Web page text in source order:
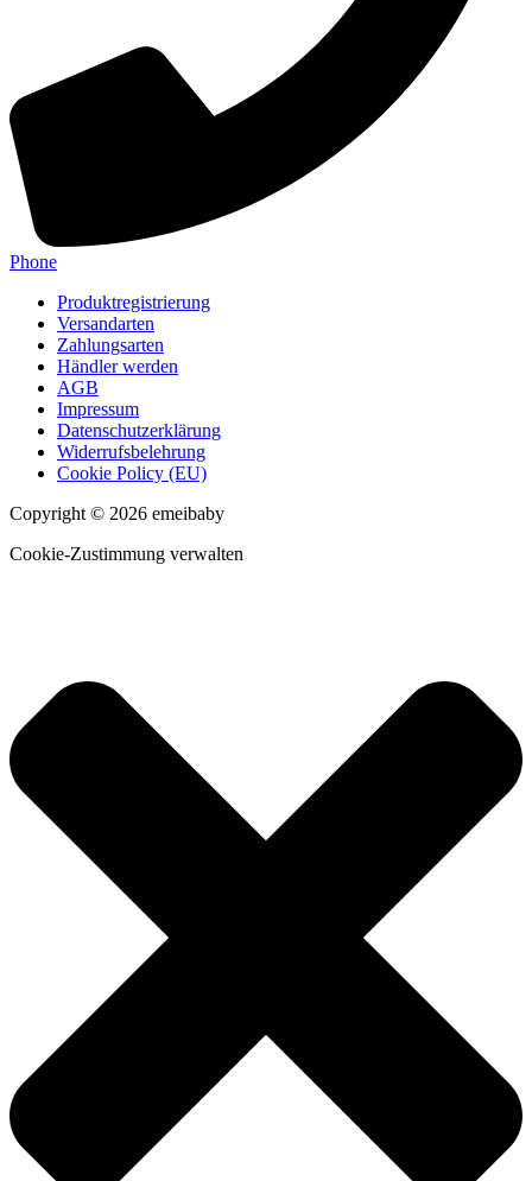
Phone
Produktregistrierung
Versandarten
Zahlungsarten
Händler werden
AGB
Impressum
Datenschutzerklärung
Widerrufsbelehrung
Cookie Policy (EU)
Copyright © 2026 emeibaby
Cookie-Zustimmung verwalten